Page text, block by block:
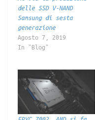
delle SSD V-NAND
Samsung di sesta
generazione
Agosto 7, 2019
In "Blog"